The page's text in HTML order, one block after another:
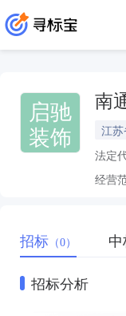
启驰
装饰
南
江
法定
经营
招标 （0） 中
招标分析